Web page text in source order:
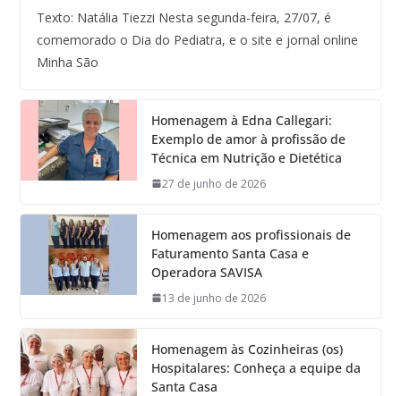
Texto: Natália Tiezzi Nesta segunda-feira, 27/07, é
comemorado o Dia do Pediatra, e o site e jornal online
Minha São
Homenagem à Edna Callegari:
Exemplo de amor à profissão de
Técnica em Nutrição e Dietética
27 de junho de 2026
Homenagem aos profissionais de
Faturamento Santa Casa e
Operadora SAVISA
13 de junho de 2026
Homenagem às Cozinheiras (os)
Hospitalares: Conheça a equipe da
Santa Casa